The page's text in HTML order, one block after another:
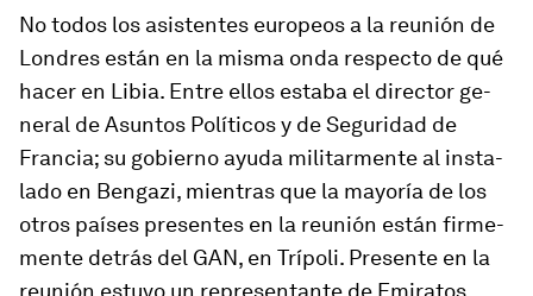
No todos los asis­tentes eu­ro­peos a la reunión de
Londres están en la misma onda res­pecto de qué
hacer en Libia. Entre ellos es­taba el di­rector ge­
neral de Asuntos Políticos y de Seguridad de
Francia; su go­bierno ayuda mi­li­tar­mente al ins­ta­
lado en Bengazi, mien­tras que la ma­yoría de los
otros países pre­sentes en la reunión están fir­me­
mente de­trás del GAN, en Trípoli. Presente en la
reunión es­tuvo un re­pre­sen­tante de Emiratos